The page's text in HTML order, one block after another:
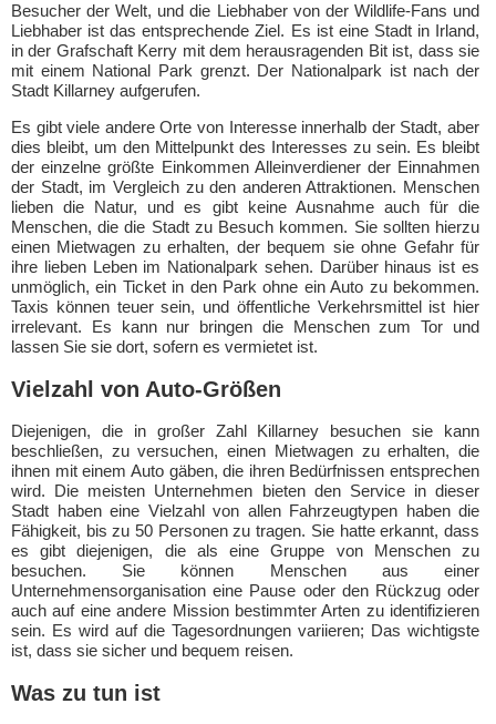
Besucher der Welt, und die Liebhaber von der Wildlife-Fans und
Liebhaber ist das entsprechende Ziel. Es ist eine Stadt in Irland,
in der Grafschaft Kerry mit dem herausragenden Bit ist, dass sie
mit einem National Park grenzt. Der Nationalpark ist nach der
Stadt Killarney aufgerufen.
Es gibt viele andere Orte von Interesse innerhalb der Stadt, aber
dies bleibt, um den Mittelpunkt des Interesses zu sein. Es bleibt
der einzelne größte Einkommen Alleinverdiener der Einnahmen
der Stadt, im Vergleich zu den anderen Attraktionen. Menschen
lieben die Natur, und es gibt keine Ausnahme auch für die
Menschen, die die Stadt zu Besuch kommen. Sie sollten hierzu
einen Mietwagen zu erhalten, der bequem sie ohne Gefahr für
ihre lieben Leben im Nationalpark sehen. Darüber hinaus ist es
unmöglich, ein Ticket in den Park ohne ein Auto zu bekommen.
Taxis können teuer sein, und öffentliche Verkehrsmittel ist hier
irrelevant. Es kann nur bringen die Menschen zum Tor und
lassen Sie sie dort, sofern es vermietet ist.
Vielzahl von Auto-Größen
Diejenigen, die in großer Zahl Killarney besuchen sie kann
beschließen, zu versuchen, einen Mietwagen zu erhalten, die
ihnen mit einem Auto gäben, die ihren Bedürfnissen entsprechen
wird. Die meisten Unternehmen bieten den Service in dieser
Stadt haben eine Vielzahl von allen Fahrzeugtypen haben die
Fähigkeit, bis zu 50 Personen zu tragen. Sie hatte erkannt, dass
es gibt diejenigen, die als eine Gruppe von Menschen zu
besuchen. Sie können Menschen aus einer
Unternehmensorganisation eine Pause oder den Rückzug oder
auch auf eine andere Mission bestimmter Arten zu identifizieren
sein. Es wird auf die Tagesordnungen variieren; Das wichtigste
ist, dass sie sicher und bequem reisen.
Was zu tun ist